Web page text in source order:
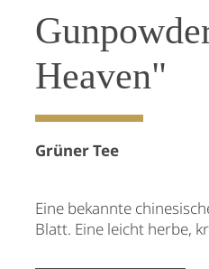
Heaven"
Grüner Tee
Eine bekannte
Blatt. Eine leicht herbe,